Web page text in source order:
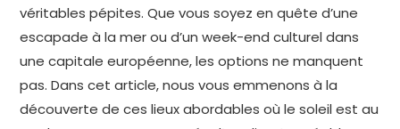
véritables pépites. Que vous soyez en quête d’une
escapade à la mer ou d’un week-end culturel dans
une capitale européenne, les options ne manquent
pas. Dans cet article, nous vous emmenons à la
découverte de ces lieux abordables où le soleil est au